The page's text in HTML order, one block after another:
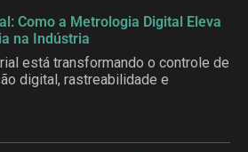
Como a Metrologia Digital Eleva
na Indústria
está transformando o controle de
digital, rastreabilidade e